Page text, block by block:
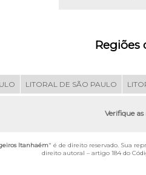
Regiões
LITORAL DE SÃO PAULO
Verifique
Itanhaém" é de direito reservado. Sua
direito autoral – artigo 184 do